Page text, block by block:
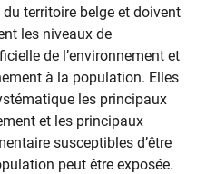
territoire belge et doivent
les niveaux de
de l’environnement et
à la population. Elles
les principaux
et les principaux
susceptibles d’être
peut être exposée.